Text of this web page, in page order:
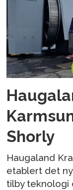
Shorly
Haugaland
etablert det
tilby teknologi